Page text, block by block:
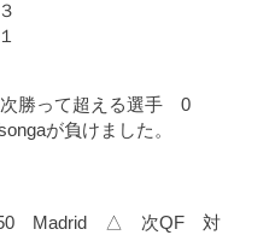
選手 ３
１
次勝って超える選手 0
が負けました。
Madrid △ 次QF 対